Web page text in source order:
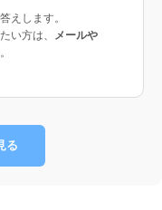
えします。
い方は、 メールや
。
る